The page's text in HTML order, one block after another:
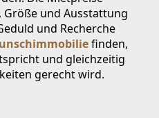
und Ausstattung
und Recherche
finden,
und gleichzeitig
gerecht wird.